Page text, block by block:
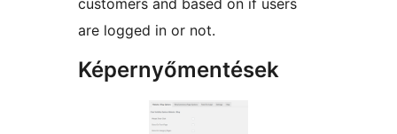
are logged in or not.
Képernyőmentések